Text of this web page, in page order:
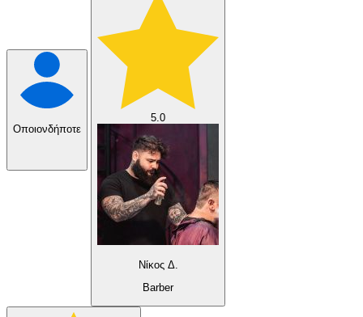
Οποιονδήποτε
5.0
Νίκος Δ.
Barber